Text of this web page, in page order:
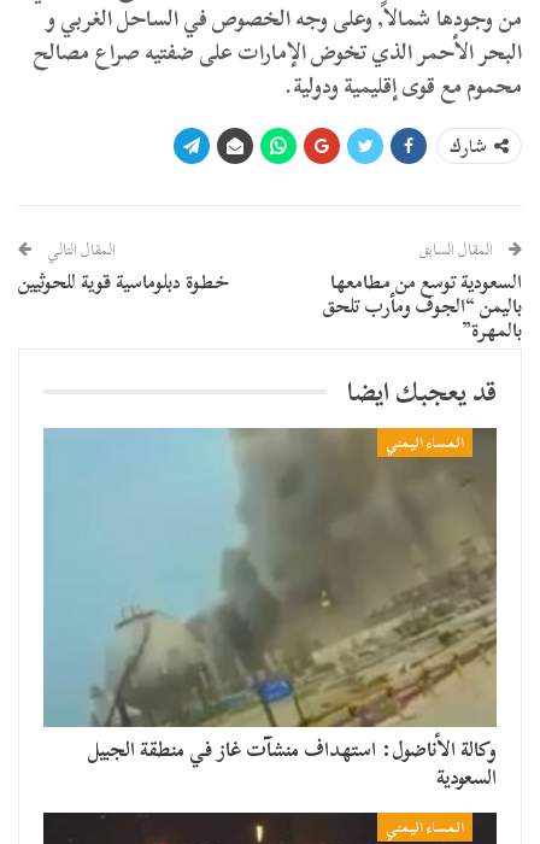
من وجودها شمالاً, وعلى وجه الخصوص في الساحل الغربي و
البحر الأحمر الذي تخوض الإمارات على ضفتيه صراع مصالح
محموم مع قوى إقليمية ودولية.
شارك
المقال السابق
السعودية توسع من مطامعها
باليمن “الجوف ومأرب تلحق
بالمهرة”
المقال التالي
خطوة دبلوماسية قوية للحوثيين
قد يعجبك ايضا
المساء اليمني
وكالة الأناضول: استهداف منشآت غاز في منطقة الجبيل
السعودية
المساء اليمني